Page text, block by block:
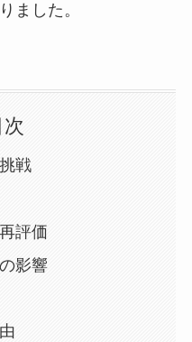
ました。
次
戦
評価
影響